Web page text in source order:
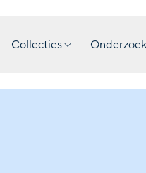
Collecties Onderzoek